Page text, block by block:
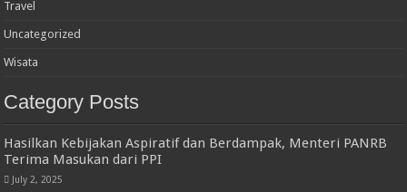
Travel
Uncategorized
Wisata
Category Posts
Hasilkan Kebijakan Aspiratif dan Berdampak, Menteri PANRB
Terima Masukan dari PPI
July 2, 2025